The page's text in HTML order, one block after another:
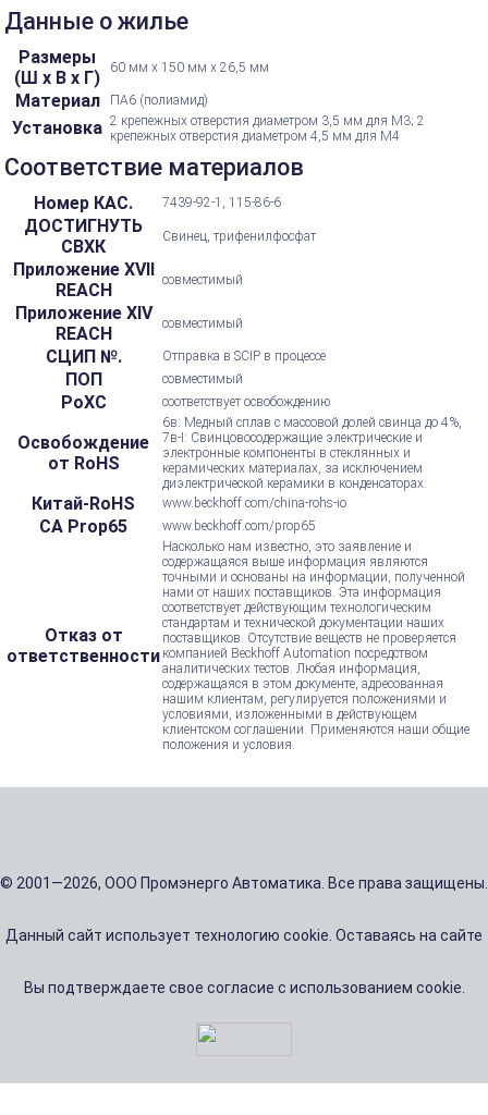
Данные о жилье
Размеры
(Ш х В х Г)
60 мм х 150 мм х 26,5 мм
Материал ПА6 (полиамид)
Установка 2 крепежных отверстия диаметром 3,5 мм для М3; 2
крепежных отверстия диаметром 4,5 мм для M4
Соответствие материалов
Номер КАС. 7439-92-1, 115-86-6
ДОСТИГНУТЬ
СВХК
Свинец, трифенилфосфат
Приложение XVII
REACH
совместимый
Приложение XIV
REACH
совместимый
СЦИП №. Отправка в SCIP в процессе
ПОП совместимый
РоХС соответствует освобождению
Освобождение
от RoHS
6в: Медный сплав с массовой долей свинца до 4%,
7в-I: Свинцовосодержащие электрические и
электронные компоненты в стеклянных и
керамических материалах, за исключением
диэлектрической керамики в конденсаторах.
Китай-RoHS www.beckhoff.com/china-rohs-io
CA Prop65 www.beckhoff.com/prop65
Отказ от
ответственности
Насколько нам известно, это заявление и
содержащаяся выше информация являются
точными и основаны на информации, полученной
нами от наших поставщиков. Эта информация
соответствует действующим технологическим
стандартам и технической документации наших
поставщиков. Отсутствие веществ не проверяется
компанией Beckhoff Automation посредством
аналитических тестов. Любая информация,
содержащаяся в этом документе, адресованная
нашим клиентам, регулируется положениями и
условиями, изложенными в действующем
клиентском соглашении. Применяются наши общие
положения и условия.
© 2001—2026, ООО Промэнерго Автоматика. Все права защищены.
Данный сайт использует технологию cookie. Оставаясь на сайте
Вы подтверждаете свое согласие с использованием cookie.